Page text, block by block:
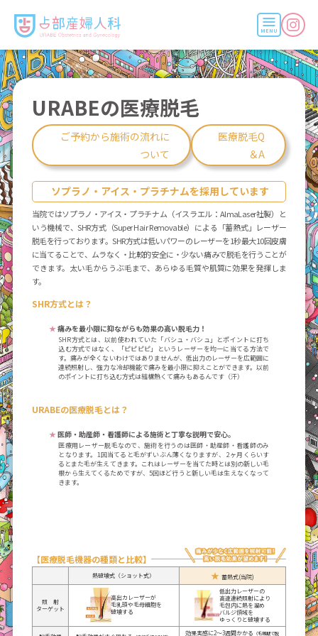
医師や施設、知られざるヒストリーなど
医療脱毛、美肌ケア、ピラティス、アロマなど
⚠️ Note to foreigners ⚠️
URABEの医療脱毛
ご予約から施術の流れに
ついて
医療脱毛Q
＆A
ソプラノ・アイス・プラチナムを採用しています
当院ではソプラノ・アイス・プラチナム（イスラエル：AlmaLaser社製）と
いう機械で、SHR方式（Super Hair Removable）による「蓄熱式」レーザー
脱毛を行っております。SHR方式は低いパワーのレーザーを1秒最大10回皮膚
に当てることで、ムラなく・比較的安全に・少ない痛みで脱毛を行うことが
できます。太い毛からうぶ毛まで、あらゆる毛質や肌質に効果を発揮しま
す。
SHR方式とは？
★ 痛みを最小限に抑ながらも効果の高い脱毛力！
SHR方式とは、以前使われていた「バシュ・バシュ」とポイントに打ち
込む方式ではなく、「ピピピピ」というレーザーを均一に当てる方法で
す。痛みが全くないわけではありませんが、低出力のレーザーを広範囲に
連続照射し、強力な冷却機能で痛みを最小限に抑えことができます。以前
のポイントに打ち込む方式は結構熱くて痛みもあるんです（汗）
URABEの医療脱毛とは？
★ 医師・助産師・看護師による施術と丁寧な説明で安心。
医療用レーザー脱毛なので、施術を行うのは医師・助産師・看護師のみ
となります。1回当てると毛がずいぶん薄くなりますが、 2ヶ月くらいす
るとまた毛が生えてきます。これはレーザーを当てた時とは別の新しい毛
根から生えてくるためですが、5回ほど行うと新しい毛は生えなくなって
きます。
【医療脱毛機器の種類と比較】
熱破壊式（ショット式） ★ 蓄熱式(当院)
照 射
ターゲット
高出カレーザーが
毛乳頭や毛母細胞を
破壊する
低出力レーザーの
高速連続照射により
毛包内に熱を溜め
バルジ領域を
ゆっくりと破壊する
効果実感に2〜3週間かかる （毛周期で脱